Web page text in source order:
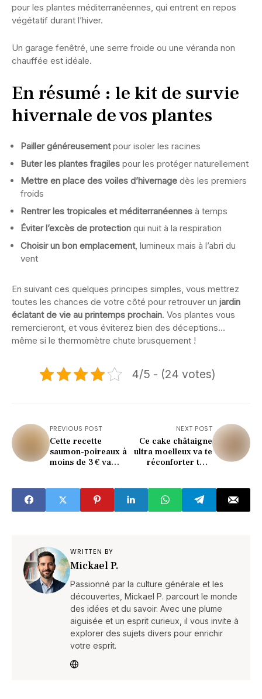
pour les plantes méditerranéennes, qui entrent en repos
végétatif durant l’hiver.
Un garage fenêtré, une serre froide ou une véranda non
chauffée est idéale.
En résumé : le kit de survie
hivernale de vos plantes
Pailler généreusementpour isoler les racines
Buter les plantes fragiles pour les protéger naturellement
Mettre en place des voiles d’hivernage dès les premiers
froids
Rentrer les tropicales et méditerranéennes à temps
Éviter l’excès de protection qui nuit à la respiration
Choisir un bon emplacement, lumineux mais à l’abri du
vent
En suivant ces quelques principes simples, vous mettrez
toutes les chances de votre côté pour retrouver un jardin
éclatant de vie au printemps prochain. Vos plantes vous
remercieront, et vous éviterez bien des déceptions…
même si le thermomètre chute brusquement !
4/5 - (24 votes)
PREVIOUS POST
Cette recette
saumon-poireaux à
moins de 3 € va
NEXT POST
Ce cake châtaigne
ultra moelleux va te
réconforter tout
WRITTEN BY
Mickael P.
Passionné par la culture générale et les
découvertes, Mickael P. parcourt le monde
des idées et du savoir. Avec une plume
aiguisée et un esprit curieux, il vous invite à
explorer des sujets divers pour enrichir
votre esprit.